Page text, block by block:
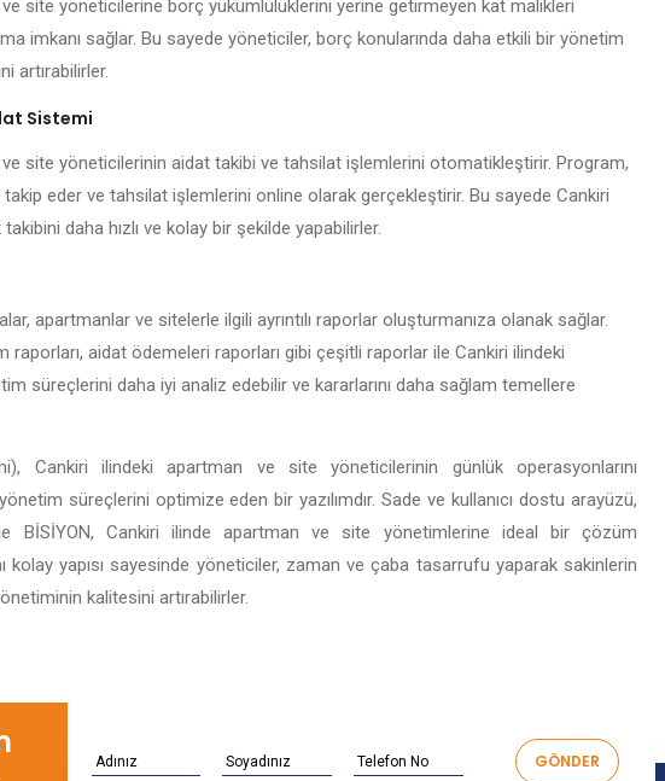
site yöneticilerine borç yükümlülüklerini yerine getirmeyen kat malikleri
imkanı sağlar. Bu sayede yöneticiler, borç konularında daha etkili bir yönetim
artırabilirler.
Sistemi
ve site yöneticilerinin aidat takibi ve tahsilat işlemlerini otomatikleştirir. Program,
eder ve tahsilat işlemlerini online olarak gerçekleştirir. Bu sayede Cankiri
daha hızlı ve kolay bir şekilde yapabilirler.
apartmanlar ve sitelerle ilgili ayrıntılı raporlar oluşturmanıza olanak sağlar.
raporları, aidat ödemeleri raporları gibi çeşitli raporlar ile Cankiri ilindeki
süreçlerini daha iyi analiz edebilir ve kararlarını daha sağlam temellere
Cankiri ilindeki apartman ve site yöneticilerinin günlük operasyonlarını
süreçlerini optimize eden bir yazılımdır. Sade ve kullanıcı dostu arayüzü,
BİSİYON, Cankiri ilinde apartman ve site yönetimlerine ideal bir çözüm
kolay yapısı sayesinde yöneticiler, zaman ve çaba tasarrufu yaparak sakinlerin
kalitesini artırabilirler.